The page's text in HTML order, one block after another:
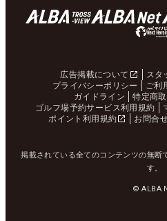
広告掲載について スタ
プライバシーポリシー
ご利
ガイドライン
特定商
ゴルフ場予約サービス利用規約
ポイント利用規約
お問合
掲載されている全てのコンテンツの無断
す。
© ALBA